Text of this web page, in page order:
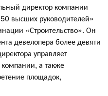
директор компании
высших руководителей»
«Строительство». Он
девелопера более девяти
управляет
а также
площадок,